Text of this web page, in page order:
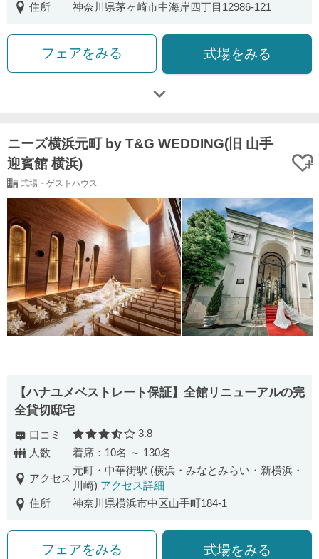
住所
神奈川県茅ヶ崎市中海岸四丁目12986-121
フェアをみる 式場をみる
ニーズ横浜元町 by T&G WEDDING(旧 山手
迎賓館 横浜)
式場・ゲストハウス
【ハナユメベストレート保証】全館リニューアルの完
全貸切邸宅
口コミ 口コミ評価
3.8
人数
着席：10名 ～ 130名
アクセス
元町・中華街駅 (横浜・みなとみらい・新横浜・
川崎) アクセス詳細
住所
神奈川県横浜市中区山手町184-1
フェアをみる 式場をみる